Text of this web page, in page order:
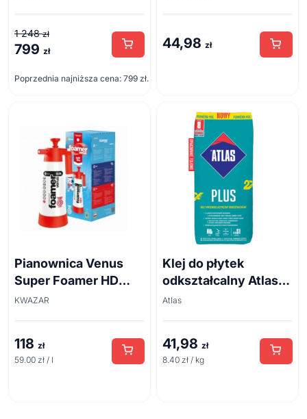
1 248zł
Pierwotna
wynosiła:
799 zł
Aktualna
wynosi:
Poprzednia najniższa cena: 799 zł.
44,98 zł
Pianownica Venus
Super Foamer HD
acid line 2L
KWAZAR
118 zł
59.00 zł / l
Klej do płytek
odkształcalny Atlas
Plus 5 kg
Atlas
41,98 zł
8.40 zł / kg